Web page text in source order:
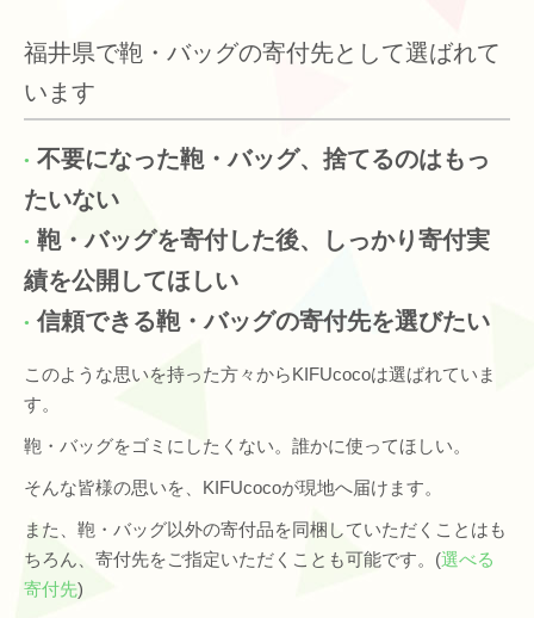
福井県で鞄・バッグの寄付先として選ばれて
います
不要になった鞄・バッグ、捨てるのはもっ
たいない
鞄・バッグを寄付した後、しっかり寄付実
績を公開してほしい
信頼できる鞄・バッグの寄付先を選びたい
このような思いを持った方々からKIFUcocoは選ばれていま
す。
鞄・バッグをゴミにしたくない。誰かに使ってほしい。
そんな皆様の思いを、KIFUcocoが現地へ届けます。
また、鞄・バッグ以外の寄付品を同梱していただくことはも
ちろん、寄付先をご指定いただくことも可能です。(選べる
寄付先)